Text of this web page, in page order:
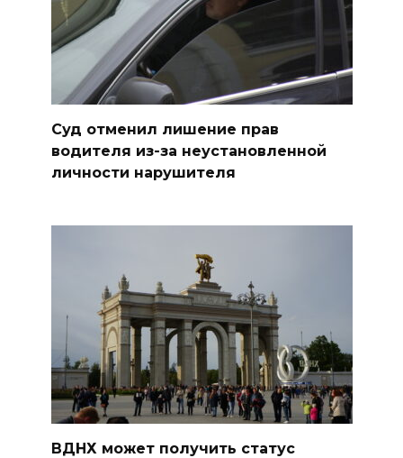
Суд отменил лишение прав
водителя из-за неустановленной
личности нарушителя
ВДНХ может получить статус